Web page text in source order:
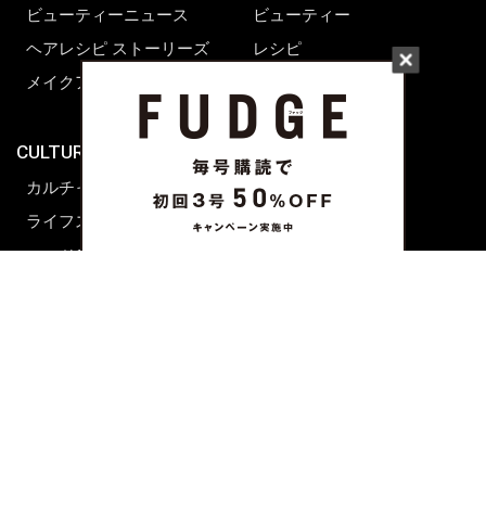
ビューティーニュース
ヘアレシピ ストーリーズ
メイクアップティップス
CULTURE & LIFE
カルチャー
ライフスタイル
フード&ドリンク
ビューティー
レシピ
海外生活